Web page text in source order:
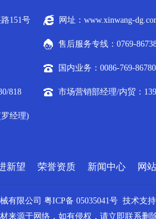
151号 网址：www.xinwang-
售后服务专线：0769-
国内业务：0086-769-
818 市场营销部经理/内贸：
经理)
新望 荣誉资质 新闻中心 网
有限公司 粤ICP备 05035041号 技术支持
来源于网络，如有侵权，请立即联系删